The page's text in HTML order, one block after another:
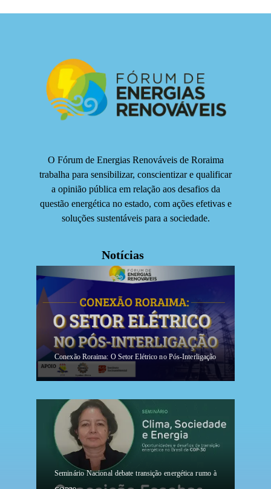
O Fórum de Energias Renováveis de Roraima
trabalha para sensibilizar, conscientizar e qualificar
a opinião pública em relação aos desafios da
questão energética no estado, com ações efetivas e
soluções sustentáveis para a sociedade.
Notícias
Conexão Roraima: O Setor Elétrico no Pós-Interligação
Seminário Nacional debate transição energética rumo à